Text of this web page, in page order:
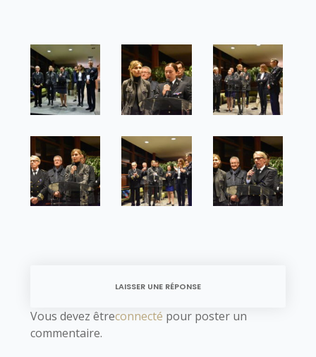
LAISSER UNE RÉPONSE
Vous devez êtreconnecté pour poster un
commentaire.